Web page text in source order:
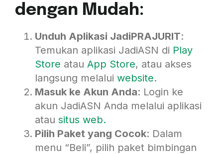
dengan Mudah:
Unduh Aplikasi JadiPRAJURIT:
Temukan aplikasi JadiASN di Play
Store atau App Store, atau akses
langsung melalui website.
Masuk ke Akun Anda: Login ke
akun JadiASN Anda melalui aplikasi
atau situs web.
Pilih Paket yang Cocok: Dalam
menu “Beli”, pilih paket bimbingan